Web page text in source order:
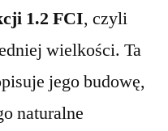
1.2 FCI, czyli
wielkości. Ta
jego budowę,
naturalne